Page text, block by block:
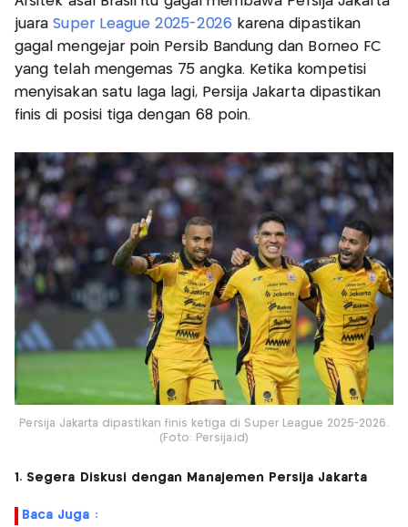
juaraSuper League 2025-2026karena dipastikan
gagal mengejar poin Persib Bandung dan Borneo FC
yang telah mengemas 75 angka. Ketika kompetisi
menyisakan satu laga lagi, Persija Jakarta dipastikan
finis di posisi tiga dengan 68 poin.
Persija Jakarta dipastikan finis ketiga di Super League 2025-2026.
(Foto: Persija.id)
1. Segera Diskusi dengan Manajemen Persija Jakarta
Baca Juga :